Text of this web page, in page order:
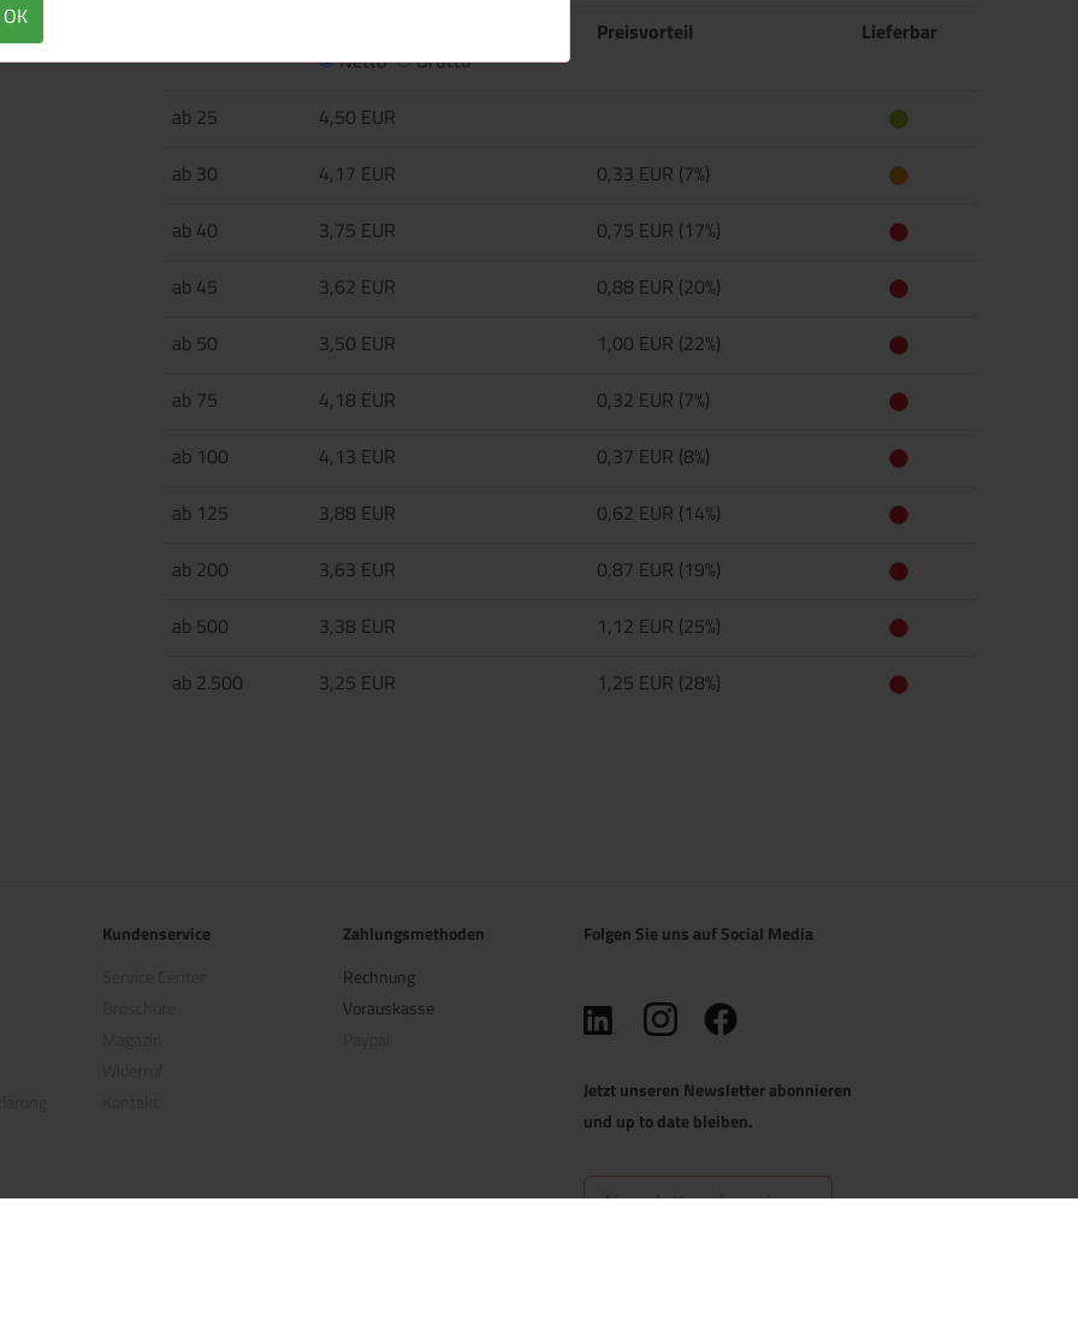
OK
Netto
Brutto
Preisvorteil Lieferbar
ab 25
4,50 EUR
ab 30
4,17 EUR
0,33 EUR (7%)
ab 40
3,75 EUR
0,75 EUR (17%)
ab 45
3,62 EUR
0,88 EUR (20%)
ab 50
3,50 EUR
1,00 EUR (22%)
ab 75
4,18 EUR
0,32 EUR (7%)
ab 100
4,13 EUR
0,37 EUR (8%)
ab 125
3,88 EUR
0,62 EUR (14%)
ab 200
3,63 EUR
0,87 EUR (19%)
ab 500
3,38 EUR
1,12 EUR (25%)
ab 2.500
3,25 EUR 1,25 EUR (28%)
Kundenservice
Zahlungsmethoden
Rechnung
Vorauskasse
Folgen Sie uns auf Social Media
(öffnet in neuem Tab)
(öffnet in neuem Tab)
(öffnet in neuem Tab)
Jetzt unseren Newsletter abonnieren
und up to date bleiben.
Newsletter abonnieren